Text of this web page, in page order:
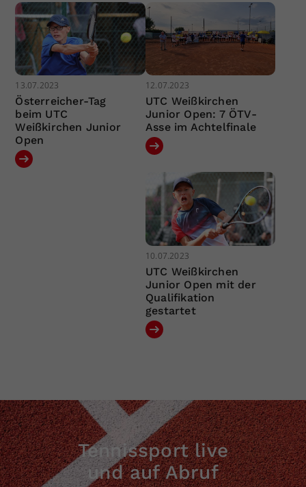
13.07.2023
Österreicher-Tag
beim UTC
Weißkirchen Junior
Open
12.07.2023
UTC Weißkirchen
Junior Open: 7 ÖTV-
Asse im Achtelfinale
10.07.2023
UTC Weißkirchen
Junior Open mit der
Qualifikation
gestartet
Tennissport live
und auf Abruf